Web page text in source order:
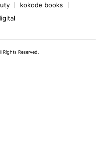
kokode books
Reserved.